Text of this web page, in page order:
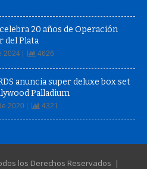
20 años de Operación
del Plata
2024 | 4626
anuncia super deluxe box set
Palladium
2020 | 4321
los Derechos Reservados |